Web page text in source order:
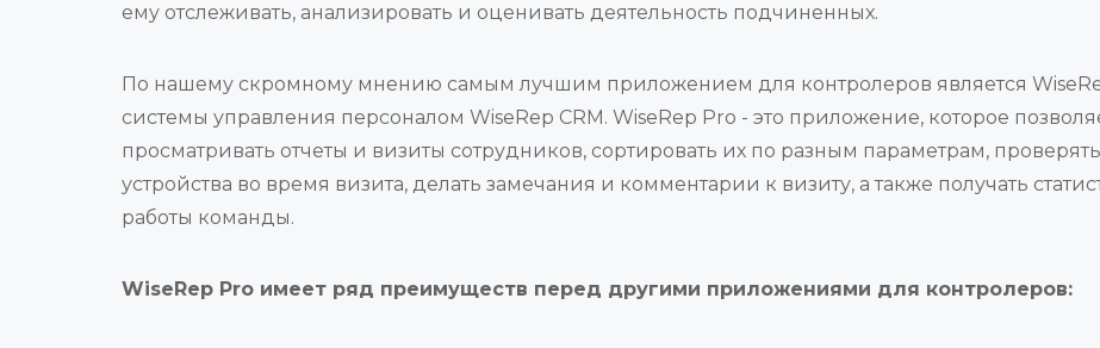
ему отслеживать, анализировать и оценивать деятельность подчиненных.
По нашему скромному мнению самым лучшим приложением для контролеров является
системы управления персоналом WiseRep CRM. WiseRep Pro - это приложение, которое
просматривать отчеты и визиты сотрудников, сортировать их по разным параметрам,
устройства во время визита, делать замечания и комментарии к визиту, а также получать
работы команды.
WiseRep Pro имеет ряд преимуществ перед другими приложениями для контролеров: